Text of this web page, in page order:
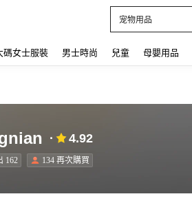
宠物用品
碼女士服裝 男士時尚 兒童 母嬰用品
4.92
162 134 再次購買